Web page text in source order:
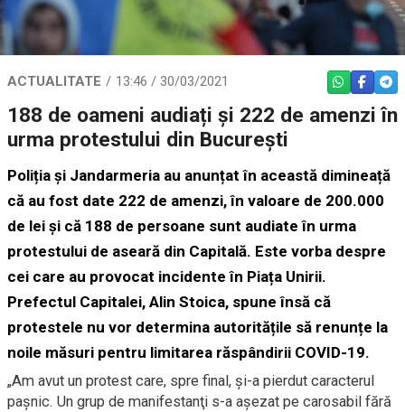
ACTUALITATE 13:46 / 30/03/2021 WHATSAPP
188 de oameni audiați și 222 de amenzi în
urma protestului din București
Poliția și Jandarmeria au anunțat în această dimineață
că au fost date 222 de amenzi, în valoare de 200.000
de lei și că 188 de persoane sunt audiate în urma
protestului de aseară din Capitală. Este vorba despre
cei care au provocat incidente în Piața Unirii.
Prefectul Capitalei, Alin Stoica, spune însă că
protestele nu vor determina autoritățile să renunțe la
noile măsuri pentru limitarea răspândirii COVID-19.
„Am avut un protest care, spre final, şi-a pierdut caracterul
paşnic. Un grup de manifestanţi s-a aşezat pe carosabil fără